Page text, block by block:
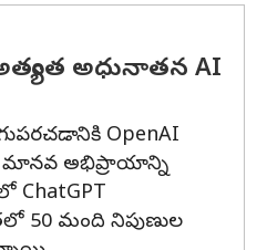
అధునాతన AI
OpenAI
మానవ అభిప్రాయాన్ని
50 మంది నిపుణుల